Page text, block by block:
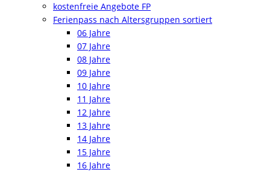
kostenfreie Angebote FP
Ferienpass nach Altersgruppen sortiert
06 Jahre
07 Jahre
08 Jahre
09 Jahre
10 Jahre
11 Jahre
12 Jahre
13 Jahre
14 Jahre
15 Jahre
16 Jahre